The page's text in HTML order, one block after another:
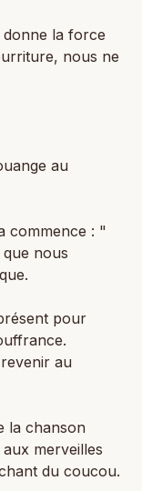
la force
nous ne
au
commence : "
nous
pour
au
la chanson
merveilles
du coucou.